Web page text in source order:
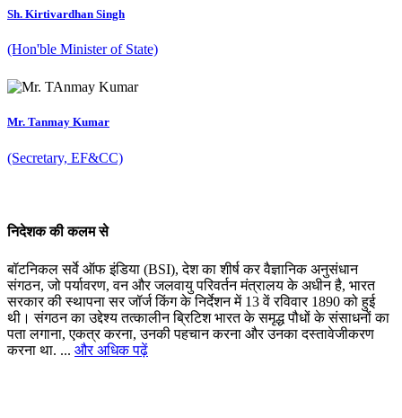
Sh. Kirtivardhan Singh
(Hon'ble Minister of State)
Mr. Tanmay Kumar
(Secretary, EF&CC)
निदेशक की कलम से
बॉटनिकल सर्वे ऑफ इंडिया (BSI), देश का शीर्ष कर वैज्ञानिक अनुसंधान
संगठन, जो पर्यावरण, वन और जलवायु परिवर्तन मंत्रालय के अधीन है, भारत
सरकार की स्थापना सर जॉर्ज किंग के निर्देशन में 13 वें रविवार 1890 को हुई
थी। संगठन का उद्देश्य तत्कालीन ब्रिटिश भारत के समृद्ध पौधों के संसाधनों का
पता लगाना, एकत्र करना, उनकी पहचान करना और उनका दस्तावेजीकरण
करना था. ... और अधिक पढ़ें